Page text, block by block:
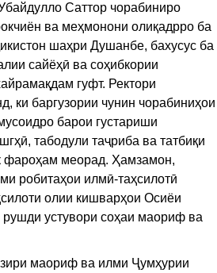
Саттор чорабиниро
ва меҳмонони олиқадрро ба
шаҳри Душанбе, бахусус ба
сайёҳӣ ва соҳибкории
гуфт. Ректори
ки баргузории чунин чорабиниҳои
барои густариши
табодули таҷриба ва татбиқи
фароҳам меорад. Ҳамзамон,
робитаҳои илмӣ-таҳсилотӣ
олии кишварҳои Осиёи
устувори соҳаи маориф ва
маориф ва илми Ҷумҳурии